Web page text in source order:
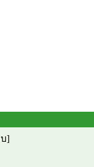
บ]